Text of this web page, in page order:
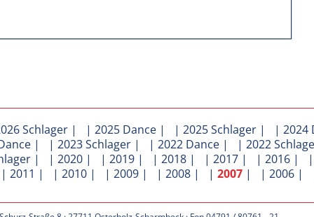
Schlager | | 2025 Dance | | 2025 Schlager | | 2024
| | 2023 Schlager | | 2022 Dance | | 2022
| | 2020 | | 2019 | | 2018 | | 2017 | | 2016 | |
2011 | | 2010 | | 2009 | | 2008 | | 2007 | | 2006 |